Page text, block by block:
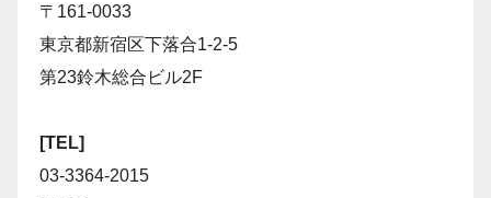
〒161-0033
東京都新宿区下落合1-2-5
第23鈴木総合ビル2F
[TEL]
03-3364-2015